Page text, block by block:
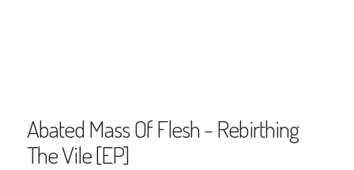
Abated Mass Of Flesh - Rebirthing
The Vile [EP]